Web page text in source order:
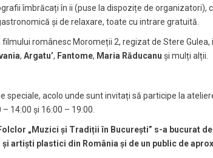
îmbrăcați în ii (puse la dispozițe de organizatori),
și de relaxare, toate cu intrare gratuită.
românesc Moromeții 2, regizat de Stere
, Argatu’, Fantome, Maria Răducanu și mulți alții.
speciale, acolo unde sunt invitați să participe la
14:00 și 16:00 – 19:00.
„Muzici și Tradiții în București” s-a bucurat
artiști plastici din România și de un public de